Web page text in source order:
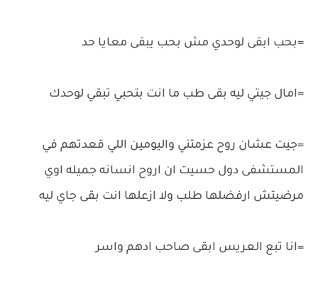
=بحب ابقى لوحدي مش بحب يبقى معايا حد
=امال جيتي ليه بقى طب ما انت بتحبي تبقي لوحدك
=جيت عشان روح عزمتني واليومين اللي قعدتهم في
المستشفى دول حسيت ان اروح انسانه جميله اوي
مرضيتش ارفضلها طلب ولا ازعلها انت بقى جاي ليه
=انا تبع العريس ابقى صاحب ادهم واسر